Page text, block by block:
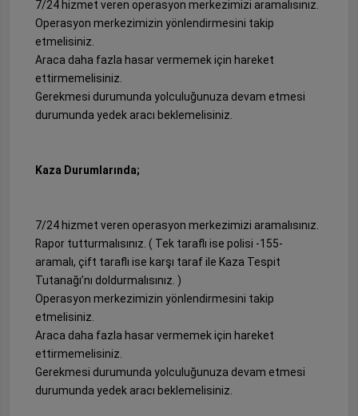
7/24 hizmet veren operasyon merkezimizi aramalısınız.
Operasyon merkezimizin yönlendirmesini takip
etmelisiniz.
Araca daha fazla hasar vermemek için hareket
ettirmemelisiniz.
Gerekmesi durumunda yolculuğunuza devam etmesi
durumunda yedek aracı beklemelisiniz.
Kaza Durumlarında;
7/24 hizmet veren operasyon merkezimizi aramalısınız.
Rapor tutturmalısınız. ( Tek taraflı ise polisi -155-
aramalı, çift taraflı ise karşı taraf ile Kaza Tespit
Tutanağı’nı doldurmalısınız. )
Operasyon merkezimizin yönlendirmesini takip
etmelisiniz.
Araca daha fazla hasar vermemek için hareket
ettirmemelisiniz.
Gerekmesi durumunda yolculuğunuza devam etmesi
durumunda yedek aracı beklemelisiniz.